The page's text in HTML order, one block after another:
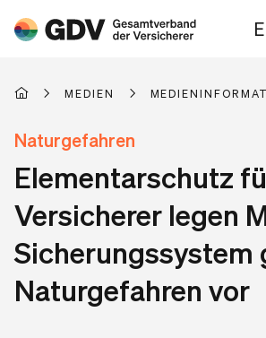
MEDIEN
Naturgefahren
Elementarschutz
Versicherer legen
Sicherungssystem
Naturgefahren vor